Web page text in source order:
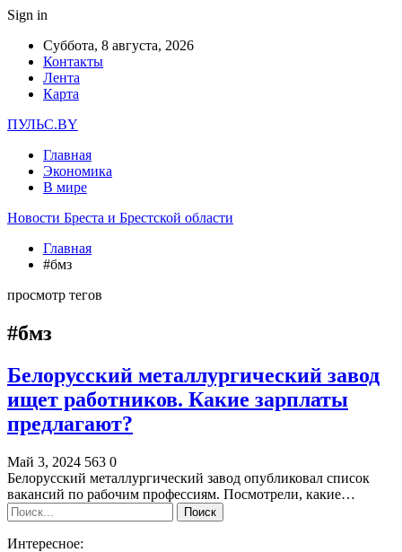
Sign in
Суббота, 8 августа, 2026
Контакты
Лента
Карта
ПУЛЬС.BY
Главная
Экономика
В мире
Новости Бреста и Брестской области
Главная
#бмз
просмотр тегов
#бмз
Белорусский металлургический завод
ищет работников. Какие зарплаты
предлагают?
Май 3, 2024 563 0
Белорусский металлургический завод опубликовал список
вакансий по рабочим профессиям. Посмотрели, какие…
Интересное: